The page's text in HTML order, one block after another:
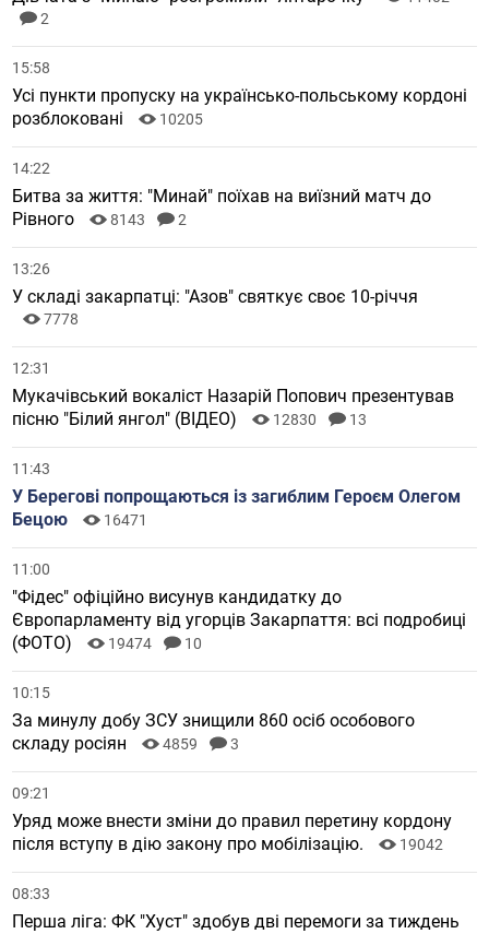
2
15:58
Усі пункти пропуску на українсько-польському кордоні
розблоковані
10205
14:22
Битва за життя: "Минай" поїхав на виїзний матч до
Рівного
8143 2
13:26
У складі закарпатці: "Азов" святкує своє 10-річчя
7778
12:31
Мукачівський вокаліст Назарій Попович презентував
пісню "Білий янгол" (ВІДЕО)
12830 13
11:43
У Берегові попрощаються із загиблим Героєм Олегом
Бецою
16471
11:00
"Фідес" офіційно висунув кандидатку до
Європарламенту від угорців Закарпаття: всі подробиці
(ФОТО)
19474 10
10:15
За минулу добу ЗСУ знищили 860 осіб особового
складу росіян
4859 3
09:21
Уряд може внести зміни до правил перетину кордону
після вступу в дію закону про мобілізацію.
19042
08:33
Перша ліга: ФК "Хуст" здобув дві перемоги за тиждень